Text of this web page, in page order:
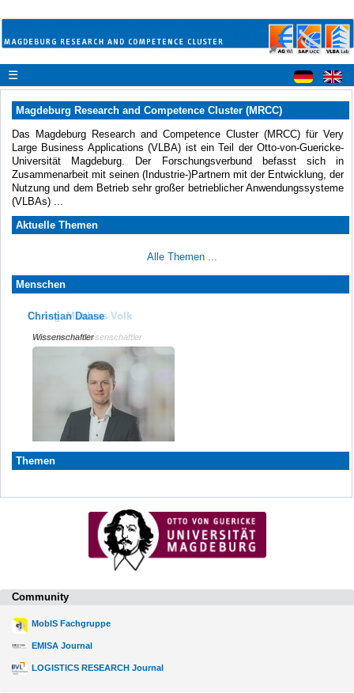
☰
Magdeburg Research and Competence Cluster (MRCC)
Das Magdeburg Research and Competence Cluster (MRCC) für Very
Large Business Applications (VLBA) ist ein Teil der Otto-von-Guericke-
Universität Magdeburg. Der Forschungsverbund befasst sich in
Zusammenarbeit mit seinen (Industrie-)Partnern mit der Entwicklung, der
Nutzung und dem Betrieb sehr großer betrieblicher Anwendungssysteme
(VLBAs) ...
Aktuelle Themen
Alle Themen ...
Menschen
Christian Daase
Wissenschaftler
Dr.-Ing. Matthias Volk
Assoziierter Wissenschaftler
Themen
Community
MobIS Fachgruppe
EMISA Journal
LOGISTICS RESEARCH Journal